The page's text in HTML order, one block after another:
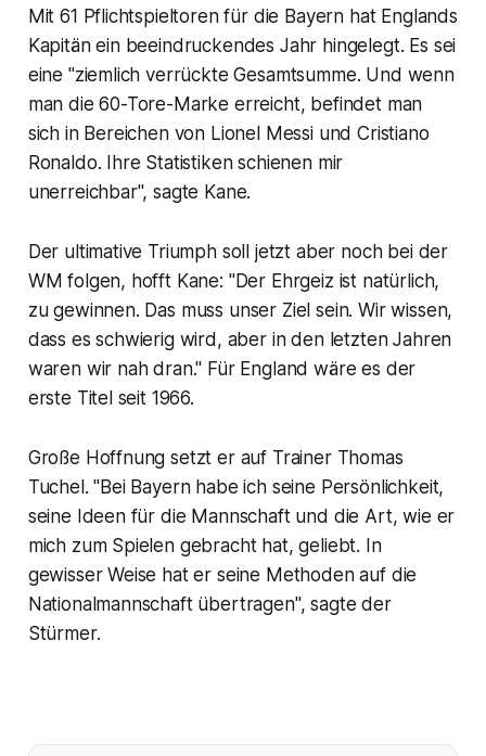
Mit 61 Pflichtspieltoren für die Bayern hat Englands
Kapitän ein beeindruckendes Jahr hingelegt. Es sei
eine "ziemlich verrückte Gesamtsumme. Und wenn
man die 60-Tore-Marke erreicht, befindet man
sich in Bereichen von Lionel Messi und Cristiano
Ronaldo. Ihre Statistiken schienen mir
unerreichbar", sagte Kane.
Der ultimative Triumph soll jetzt aber noch bei der
WM folgen, hofft Kane: "Der Ehrgeiz ist natürlich,
zu gewinnen. Das muss unser Ziel sein. Wir wissen,
dass es schwierig wird, aber in den letzten Jahren
waren wir nah dran." Für England wäre es der
erste Titel seit 1966.
Große Hoffnung setzt er auf Trainer Thomas
Tuchel. "Bei Bayern habe ich seine Persönlichkeit,
seine Ideen für die Mannschaft und die Art, wie er
mich zum Spielen gebracht hat, geliebt. In
gewisser Weise hat er seine Methoden auf die
Nationalmannschaft übertragen", sagte der
Stürmer.